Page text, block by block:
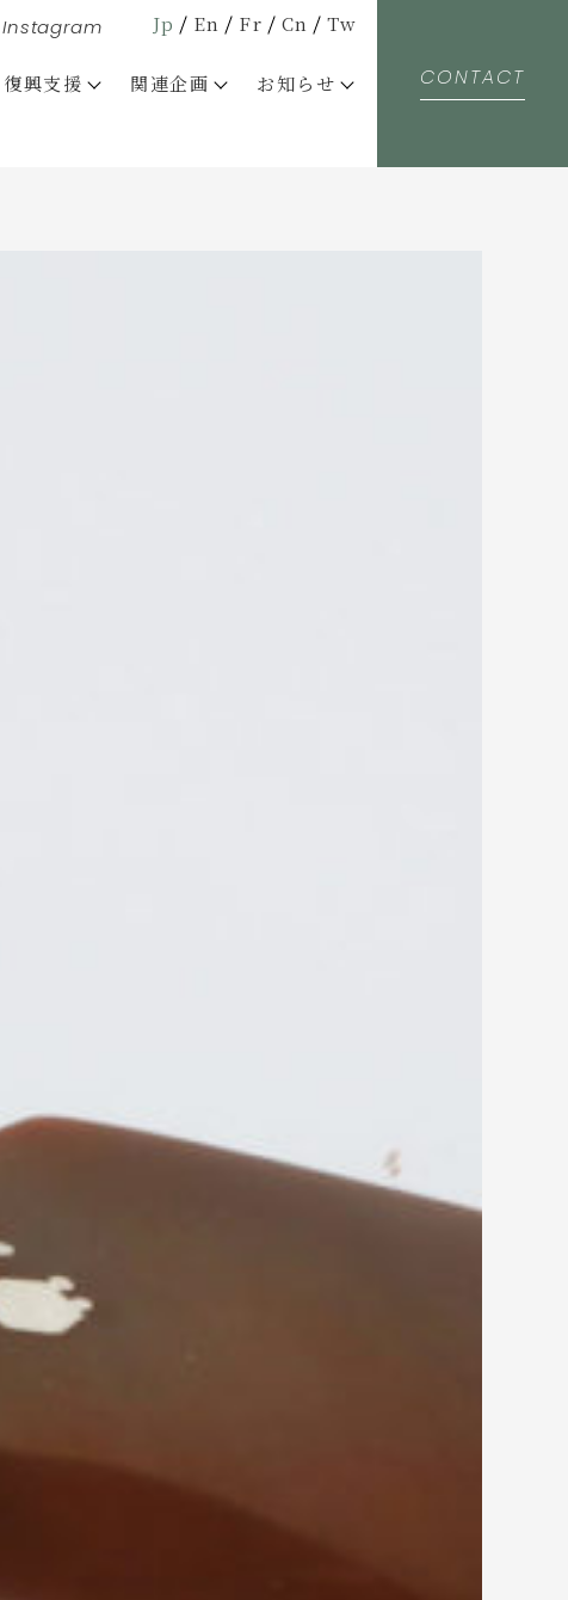
Jp En Fr Cn Tw
Instagram
CONTACT
復興支援 関連企画 お知らせ